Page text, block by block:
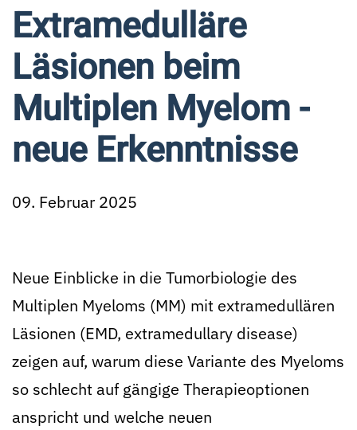
Extramedulläre
Läsionen beim
Multiplen Myelom -
neue Erkenntnisse
09. Februar 2025
Neue Einblicke in die Tumorbiologie des
Multiplen Myeloms (MM) mit extramedullären
Läsionen (EMD, extramedullary disease)
zeigen auf, warum diese Variante des Myeloms
so schlecht auf gängige Therapieoptionen
anspricht und welche neuen